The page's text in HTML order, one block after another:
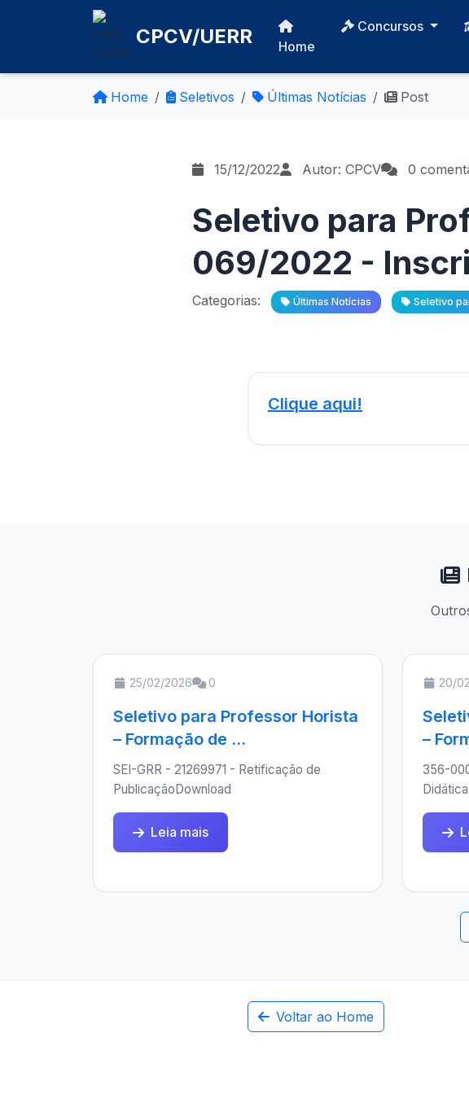
CPCV/UERR Home
Concursos
Home Seletivos Últimas Notícias Post
15/12/2022 Autor: CPCV 0
Seletivo para
069/2022 -
Categorias: Últimas Notícias Seletivo
Clique aqui!
25/02/2026 0
Seletivo para Professor Horista
– Formação de ...
SEI-GRR - 21269971 - Retificação de
PublicaçãoDownload
Leia mais
20/
–
356-
Voltar ao Home